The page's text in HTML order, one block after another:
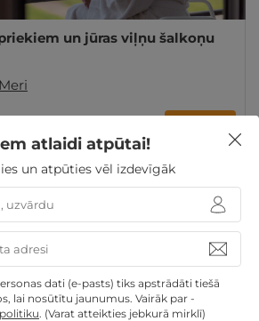
un jūras viļņu šalkoņu
Atpūta
Derīgs arī VASARĀ
Veselības atpūta
atlaidi atpūtai!
un atpūties vēl izdevīgāk
dati (e-pasts) tiks apstrādāti tiešā
lai nosūtītu jaunumus. Vairāk par -
. (Varat atteikties jebkurā mirklī)